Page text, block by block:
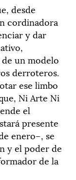
desde
cordinadora
y dar
un modelo
derroteros.
ese limbo
Ni Arte Ni
el
presente
enero–, se
y el poder de
de la